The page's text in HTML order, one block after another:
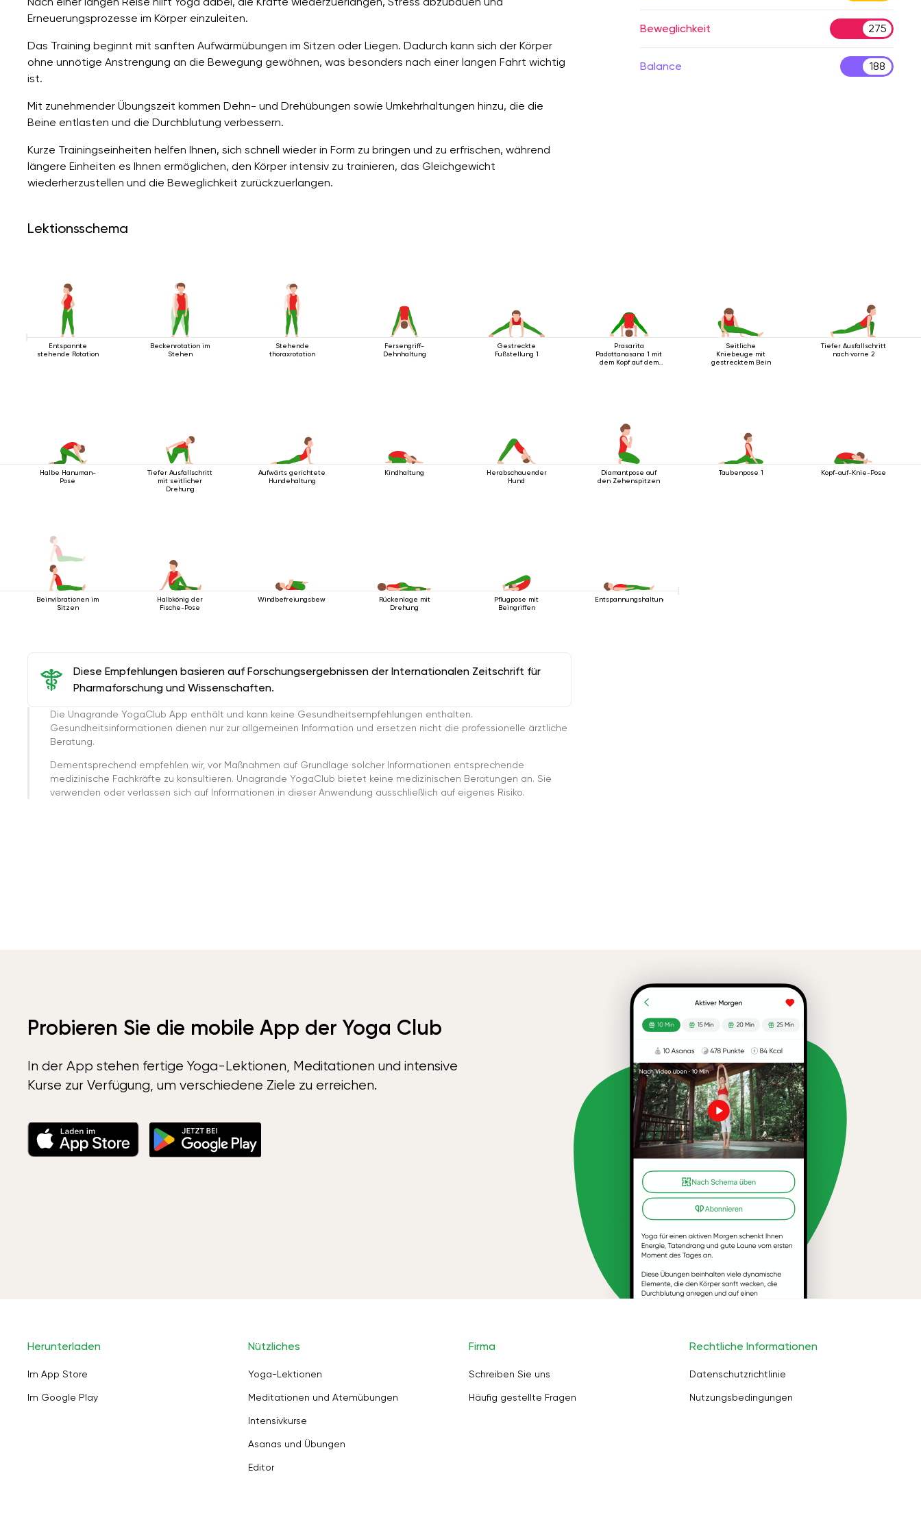
Erneuerungsprozesse im Körper einzuleiten.
Das Training beginnt mit sanften Aufwärmübungen im Sitzen oder Liegen. Dadurch kann sich der Körper
ohne unnötige Anstrengung an die Bewegung gewöhnen, was besonders nach einer langen Fahrt wichtig
ist.
Mit zunehmender Übungszeit kommen Dehn- und Drehübungen sowie Umkehrhaltungen hinzu, die die
Beine entlasten und die Durchblutung verbessern.
Kurze Trainingseinheiten helfen Ihnen, sich schnell wieder in Form zu bringen und zu erfrischen, während
längere Einheiten es Ihnen ermöglichen, den Körper intensiv zu trainieren, das Gleichgewicht
wiederherzustellen und die Beweglichkeit zurückzuerlangen.
Beweglichkeit 275
Balance 188
Lektionsschema
Entspannte
stehende Rotation
Beckenrotation im
Stehen
Stehende
thoraxrotation
Fersengriff-
Dehnhaltung
Gestreckte
Fußstellung 1
Prasarita
Padottanasana 1 mit
dem Kopf auf dem
Seitliche
Kniebeuge mit
gestrecktem Bein
Tiefer Ausfallschritt
nach vorne 2
Halbe Hanuman-
Pose
Tiefer Ausfallschritt
mit seitlicher
Drehung
Aufwärts gerichtete
Hundehaltung
Kindhaltung
Herabschauender
Hund
Diamantpose auf
den Zehenspitzen
Taubenpose 1 Kopf-auf-Knie-Pose
Beinvibrationen im
Sitzen
Halbkönig der
Fische-Pose
Windbefreiungsbewegung
Rückenlage mit
Drehung
Pflugpose mit
Beingriffen
Entspannungshaltung
Diese Empfehlungen basieren auf Forschungsergebnissen der Internationalen Zeitschrift für
Pharmaforschung und Wissenschaften.
Die Unagrande YogaClub App enthält und kann keine Gesundheitsempfehlungen enthalten.
Gesundheitsinformationen dienen nur zur allgemeinen Information und ersetzen nicht die professionelle ärztliche
Beratung.
Dementsprechend empfehlen wir, vor Maßnahmen auf Grundlage solcher Informationen entsprechende
medizinische Fachkräfte zu konsultieren. Unagrande YogaClub bietet keine medizinischen Beratungen an. Sie
verwenden oder verlassen sich auf Informationen in dieser Anwendung ausschließlich auf eigenes Risiko.
Probieren Sie die mobile App der Yoga Club
In der App stehen fertige Yoga-Lektionen, Meditationen und intensive
Kurse zur Verfügung, um verschiedene Ziele zu erreichen.
Herunterladen
Im App Store
Im Google Play
Nützliches
Yoga-Lektionen
Meditationen und Atemübungen
Intensivkurse
Asanas und Übungen
Editor
Firma
Schreiben Sie uns
Häufig gestellte Fragen
Rechtliche Informationen
Datenschutzrichtlinie
Nutzungsbedingungen